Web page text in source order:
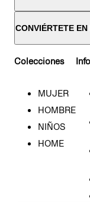
CONVIÉRTETE
Colecciones
MUJER
HOMBRE
NIÑOS
HOME